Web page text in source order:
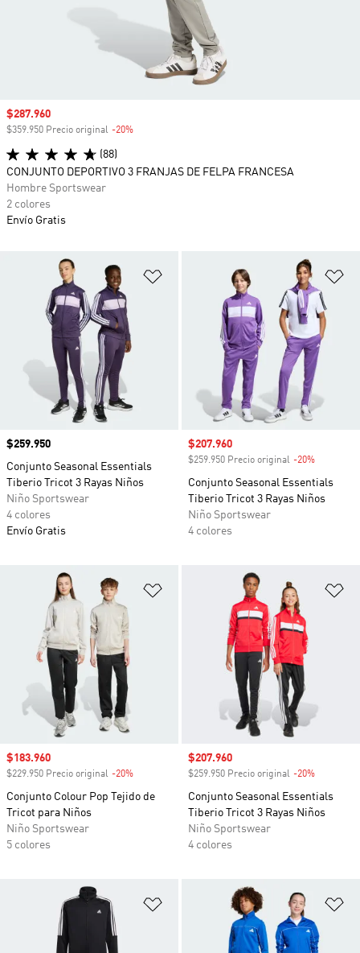
Añadir a la lista de deseos
Precio
$259.950
Conjunto Seasonal Essentials
Tiberio Tricot 3 Rayas Niños
Niño Sportswear
4 colores
Envío Gratis
Precio de venta
$207.960
$259.950 Precio original -20%
Conjunto Seasonal Essentials
Tiberio Tricot 3 Rayas Niños
Niño Sportswear
4 colores
Añadir a la lista de deseos
Precio de venta
$183.960
$229.950 Precio original -20%
Conjunto Colour Pop Tejido de
Tricot para Niños
Niño Sportswear
5 colores
Precio de venta
$207.960
$259.950 Precio original -20%
Conjunto Seasonal Essentials
Tiberio Tricot 3 Rayas Niños
Niño Sportswear
4 colores
Añadir a la lista de deseos
Precio de venta
$287.960
$359.950 Precio original -20%
(88)
CONJUNTO DEPORTIVO 3 FRANJAS DE FELPA FRANCESA
Hombre Sportswear
2 colores
Envío Gratis